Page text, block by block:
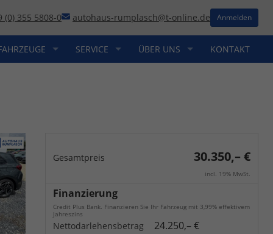
(0) 355 5808-0 autohaus-rumplasch@t-online.de Anmelden
SERVICE ÜBER UNS KONTAKT
Gesamtpreis 30.350,– €
incl. 19% MwSt.
Finanzierung
Credit Plus Bank. Finanzieren Sie Ihr Fahrzeug mit 3,99% effektivem
Jahreszins
Nettodarlehensbetrag 24.250,– €